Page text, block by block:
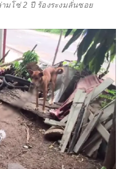
มโซ่ 2 ปี ร้องระงมลั่นซอย